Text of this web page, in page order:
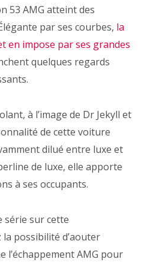
53 AMG atteint des
par ses courbes, la
en impose par ses grandes
quelques regards
à l’image de Dr Jekyll et
de cette voiture
dilué entre luxe et
de luxe, elle apporte
à ses occupants.
série sur cette
possibilité d’aouter
l’échappement AMG pour